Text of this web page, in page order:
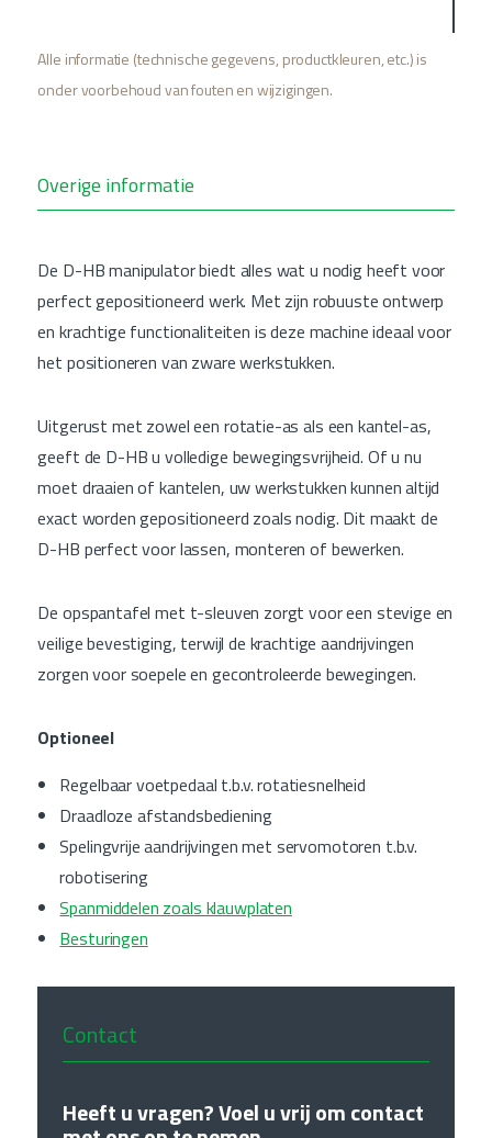
Alle informatie (technische gegevens, productkleuren, etc.) is
onder voorbehoud van fouten en wijzigingen.
Overige informatie
De D-HB manipulator biedt alles wat u nodig heeft voor
perfect gepositioneerd werk. Met zijn robuuste ontwerp
en krachtige functionaliteiten is deze machine ideaal voor
het positioneren van zware werkstukken.
Uitgerust met zowel een rotatie-as als een kantel-as,
geeft de D-HB u volledige bewegingsvrijheid. Of u nu
moet draaien of kantelen, uw werkstukken kunnen altijd
exact worden gepositioneerd zoals nodig. Dit maakt de
D-HB perfect voor lassen, monteren of bewerken.
De opspantafel met t-sleuven zorgt voor een stevige en
veilige bevestiging, terwijl de krachtige aandrijvingen
zorgen voor soepele en gecontroleerde bewegingen.
Optioneel
Regelbaar voetpedaal t.b.v. rotatiesnelheid
Draadloze afstandsbediening
Spelingvrije aandrijvingen met servomotoren t.b.v.
robotisering
Spanmiddelen zoals klauwplaten
Besturingen
Contact
Heeft u vragen? Voel u vrij om contact